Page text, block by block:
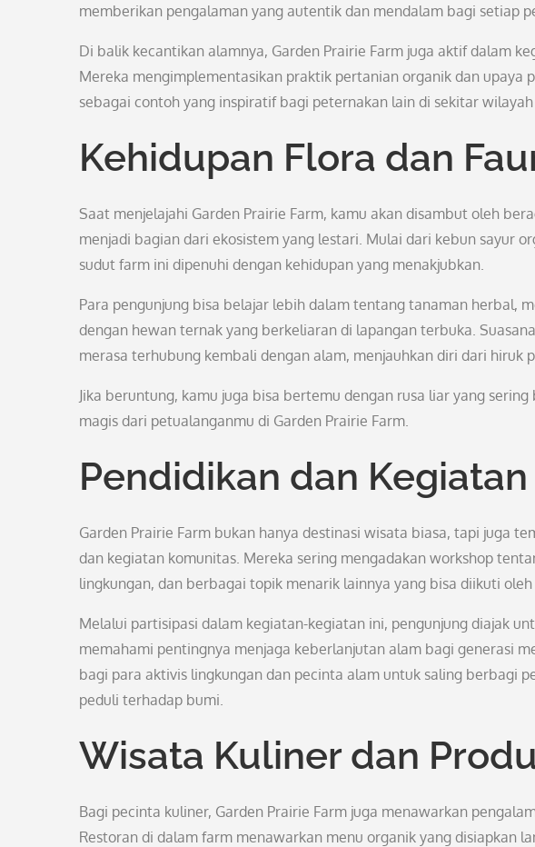
memberikan pengalaman yang autentik dan mendalam bagi setiap
Di balik kecantikan alamnya, Garden Prairie Farm juga aktif dalam
Mereka mengimplementasikan praktik pertanian organik dan upaya
sebagai contoh yang inspiratif bagi peternakan lain di sekitar
Kehidupan Flora dan
Saat menjelajahi Garden Prairie Farm, kamu akan disambut oleh
menjadi bagian dari ekosistem yang lestari. Mulai dari kebun sayur
sudut farm ini dipenuhi dengan kehidupan yang menakjubkan.
Para pengunjung bisa belajar lebih dalam tentang tanaman herbal,
dengan hewan ternak yang berkeliaran di lapangan terbuka.
merasa terhubung kembali dengan alam, menjauhkan diri dari hiruk
Jika beruntung, kamu juga bisa bertemu dengan rusa liar yang
magis dari petualanganmu di Garden Prairie Farm.
Pendidikan dan
Garden Prairie Farm bukan hanya destinasi wisata biasa, tapi juga
dan kegiatan komunitas. Mereka sering mengadakan workshop
lingkungan, dan berbagai topik menarik lainnya yang bisa diikuti
Melalui partisipasi dalam kegiatan-kegiatan ini, pengunjung diajak
memahami pentingnya menjaga keberlanjutan alam bagi generasi
bagi para aktivis lingkungan dan pecinta alam untuk saling berbagi
peduli terhadap bumi.
Wisata Kuliner dan
Bagi pecinta kuliner, Garden Prairie Farm juga menawarkan
Restoran di dalam farm menawarkan menu organik yang disiapkan